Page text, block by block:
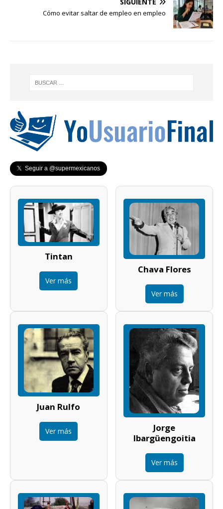
SIGUIENTE
Cómo evitar saltar de empleo en empleo
𝕏 Seguir a @supermexicanos
Tintan
Ver más
Chava Flores
Ver más
Juan Rulfo
Ver más
Jorge
Ibargüengoitia
Ver más